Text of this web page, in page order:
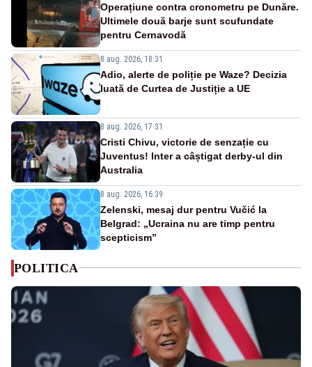
Operațiune contra cronometru pe Dunăre.
Ultimele două barje sunt scufundate
pentru Cernavodă
8 aug. 2026, 18:31
Adio, alerte de poliție pe Waze? Decizia
luată de Curtea de Justiție a UE
8 aug. 2026, 17:31
Cristi Chivu, victorie de senzație cu
Juventus! Inter a câștigat derby-ul din
Australia
8 aug. 2026, 16:39
Zelenski, mesaj dur pentru Vučić la
Belgrad: „Ucraina nu are timp pentru
scepticism”
POLITICA